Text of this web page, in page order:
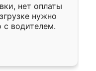
нет оплаты
нужно
с водителем.